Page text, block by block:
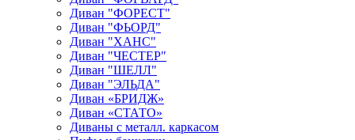
Диван "ФОРЕСТ"
Диван "ФЬОРД"
Диван "ХАНС"
Диван "ЧЕСТЕР"
Диван "ШЕЛЛ"
Диван "ЭЛЬДА"
Диван «БРИДЖ»
Диван «СТАТО»
Диваны с металл. каркасом